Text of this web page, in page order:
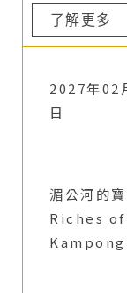
了解更多
2027年02
日
湄公河的
Riches